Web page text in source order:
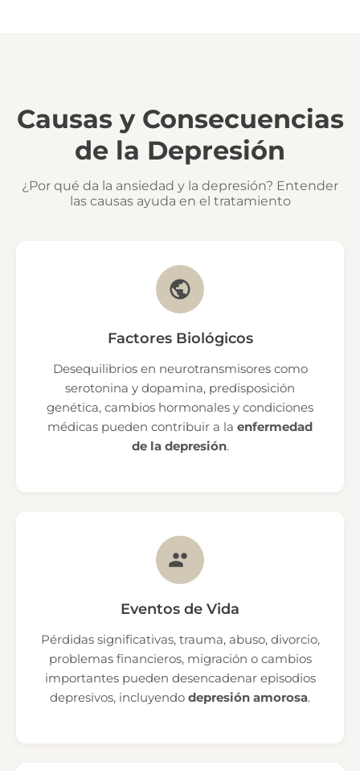
Causas y Consecuencias
de la Depresión
¿Por qué da la ansiedad y la depresión? Entender
las causas ayuda en el tratamiento
Factores Biológicos
Desequilibrios en neurotransmisores como
serotonina y dopamina, predisposición
genética, cambios hormonales y condiciones
médicas pueden contribuir a la enfermedad
de la depresión.
Eventos de Vida
Pérdidas significativas, trauma, abuso, divorcio,
problemas financieros, migración o cambios
importantes pueden desencadenar episodios
depresivos, incluyendo depresión amorosa.